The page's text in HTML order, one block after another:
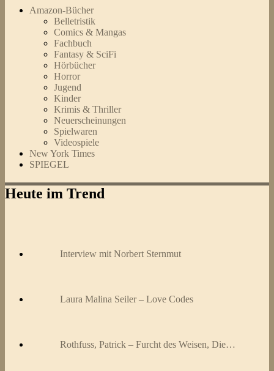
Amazon-Bücher
Belletristik
Comics & Mangas
Fachbuch
Fantasy & SciFi
Hörbücher
Horror
Jugend
Kinder
Krimis & Thriller
Neuerscheinungen
Spielwaren
Videospiele
New York Times
SPIEGEL
Heute im Trend
Interview mit Norbert Sternmut
Laura Malina Seiler – Love Codes
Rothfuss, Patrick – Furcht des Weisen, Die…